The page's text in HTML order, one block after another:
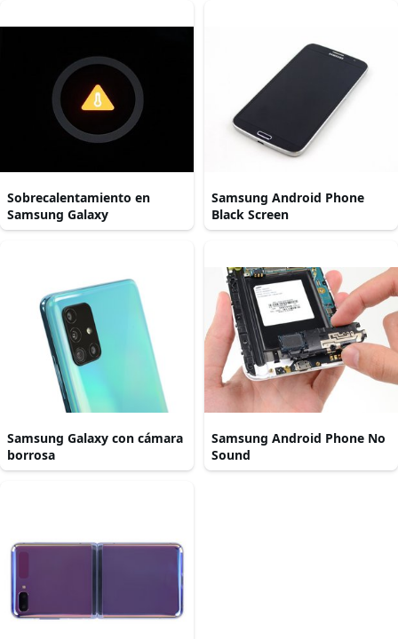
Sobrecalentamiento en
Samsung Galaxy
Samsung Android Phone
Black Screen
Samsung Galaxy con cámara
borrosa
Samsung Android Phone No
Sound